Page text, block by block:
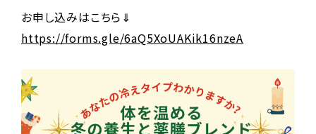
お申し込みはこちら⇓
https://forms.gle/6aQ5XoUAKik16nzeA